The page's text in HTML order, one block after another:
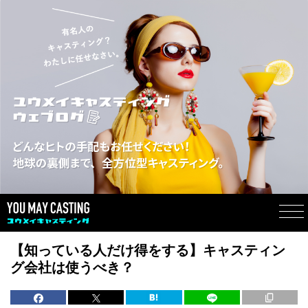
【知っている人だけ得をする】キャスティン
グ会社は使うべき？